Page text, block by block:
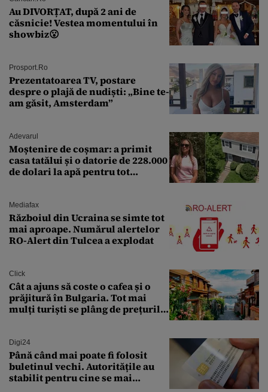
Au DIVORȚAT, după 2 ani de
căsnicie! Vestea momentului în
showbiz😮
Prosport.ro
Prezentatoarea TV, postare
despre o plajă de nudiști: „Bine te-
am găsit, Amsterdam”
Adevarul
Moștenire de coșmar: a primit
casa tatălui și o datorie de 228.000
de dolari la apă pentru tot
Mediafax
Războiul din Ucraina se simte tot
mai aproape. Numărul alertelor
RO-Alert din Tulcea a explodat
Click
Cât a ajuns să coste o cafea și o
prăjitură în Bulgaria. Tot mai
mulți turiști se plâng de prețurile
Digi24
Până când mai poate fi folosit
buletinul vechi. Autoritățile au
stabilit pentru cine se mai